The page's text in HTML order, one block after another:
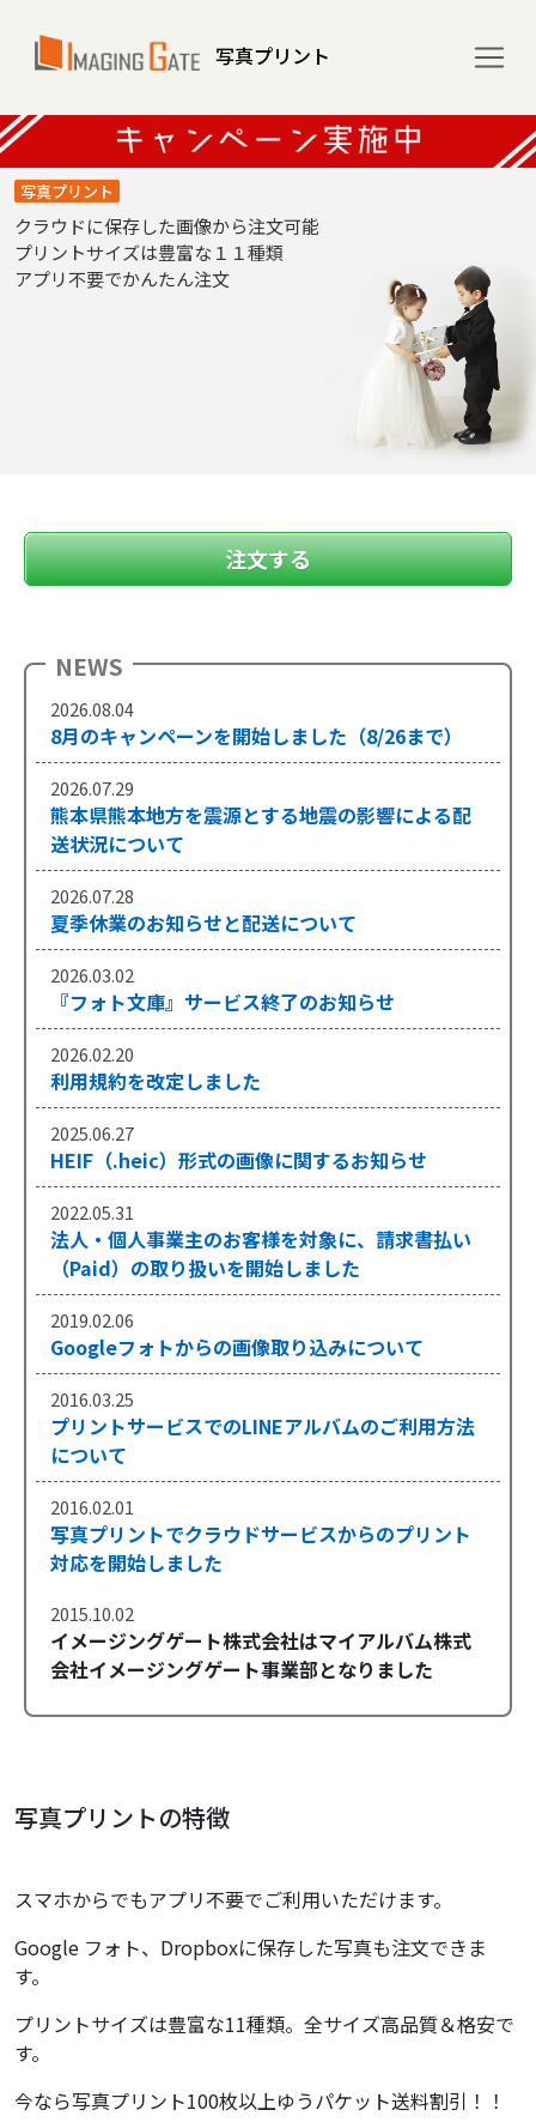
写真プリント
写真プリント
クラウドに保存した画像から注文可能
プリントサイズは豊富な１１種類
アプリ不要でかんたん注文
注文する
NEWS
2026.08.04
8月のキャンペーンを開始しました（8/26まで）
2026.07.29
熊本県熊本地方を震源とする地震の影響による配
送状況について
2026.07.28
夏季休業のお知らせと配送について
2026.03.02
『フォト文庫』サービス終了のお知らせ
2026.02.20
利用規約を改定しました
2025.06.27
HEIF（.heic）形式の画像に関するお知らせ
2022.05.31
法人・個人事業主のお客様を対象に、請求書払い
（Paid）の取り扱いを開始しました
2019.02.06
Googleフォトからの画像取り込みについて
2016.03.25
プリントサービスでのLINEアルバムのご利用方法
について
2016.02.01
写真プリントでクラウドサービスからのプリント
対応を開始しました
2015.10.02
イメージングゲート株式会社はマイアルバム株式
会社イメージングゲート事業部となりました
写真プリントの特徴
スマホからでもアプリ不要でご利用いただけます。
Google フォト、Dropboxに保存した写真も注文できま
す。
プリントサイズは豊富な11種類。全サイズ高品質＆格安で
す。
今なら写真プリント100枚以上ゆうパケット送料割引！！